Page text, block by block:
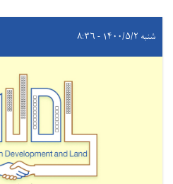
شنبه ۱۴۰۰/۵/۲ - ۸:۳۶